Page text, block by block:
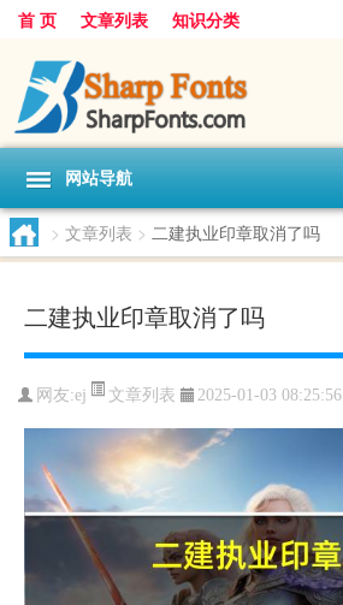
首 页 文章列表 知识分类
网站导航
> 文章列表 > 二建执业印章取消了吗
二建执业印章取消了吗
网友:ej 文章列表 2025-01-03 08:25:56